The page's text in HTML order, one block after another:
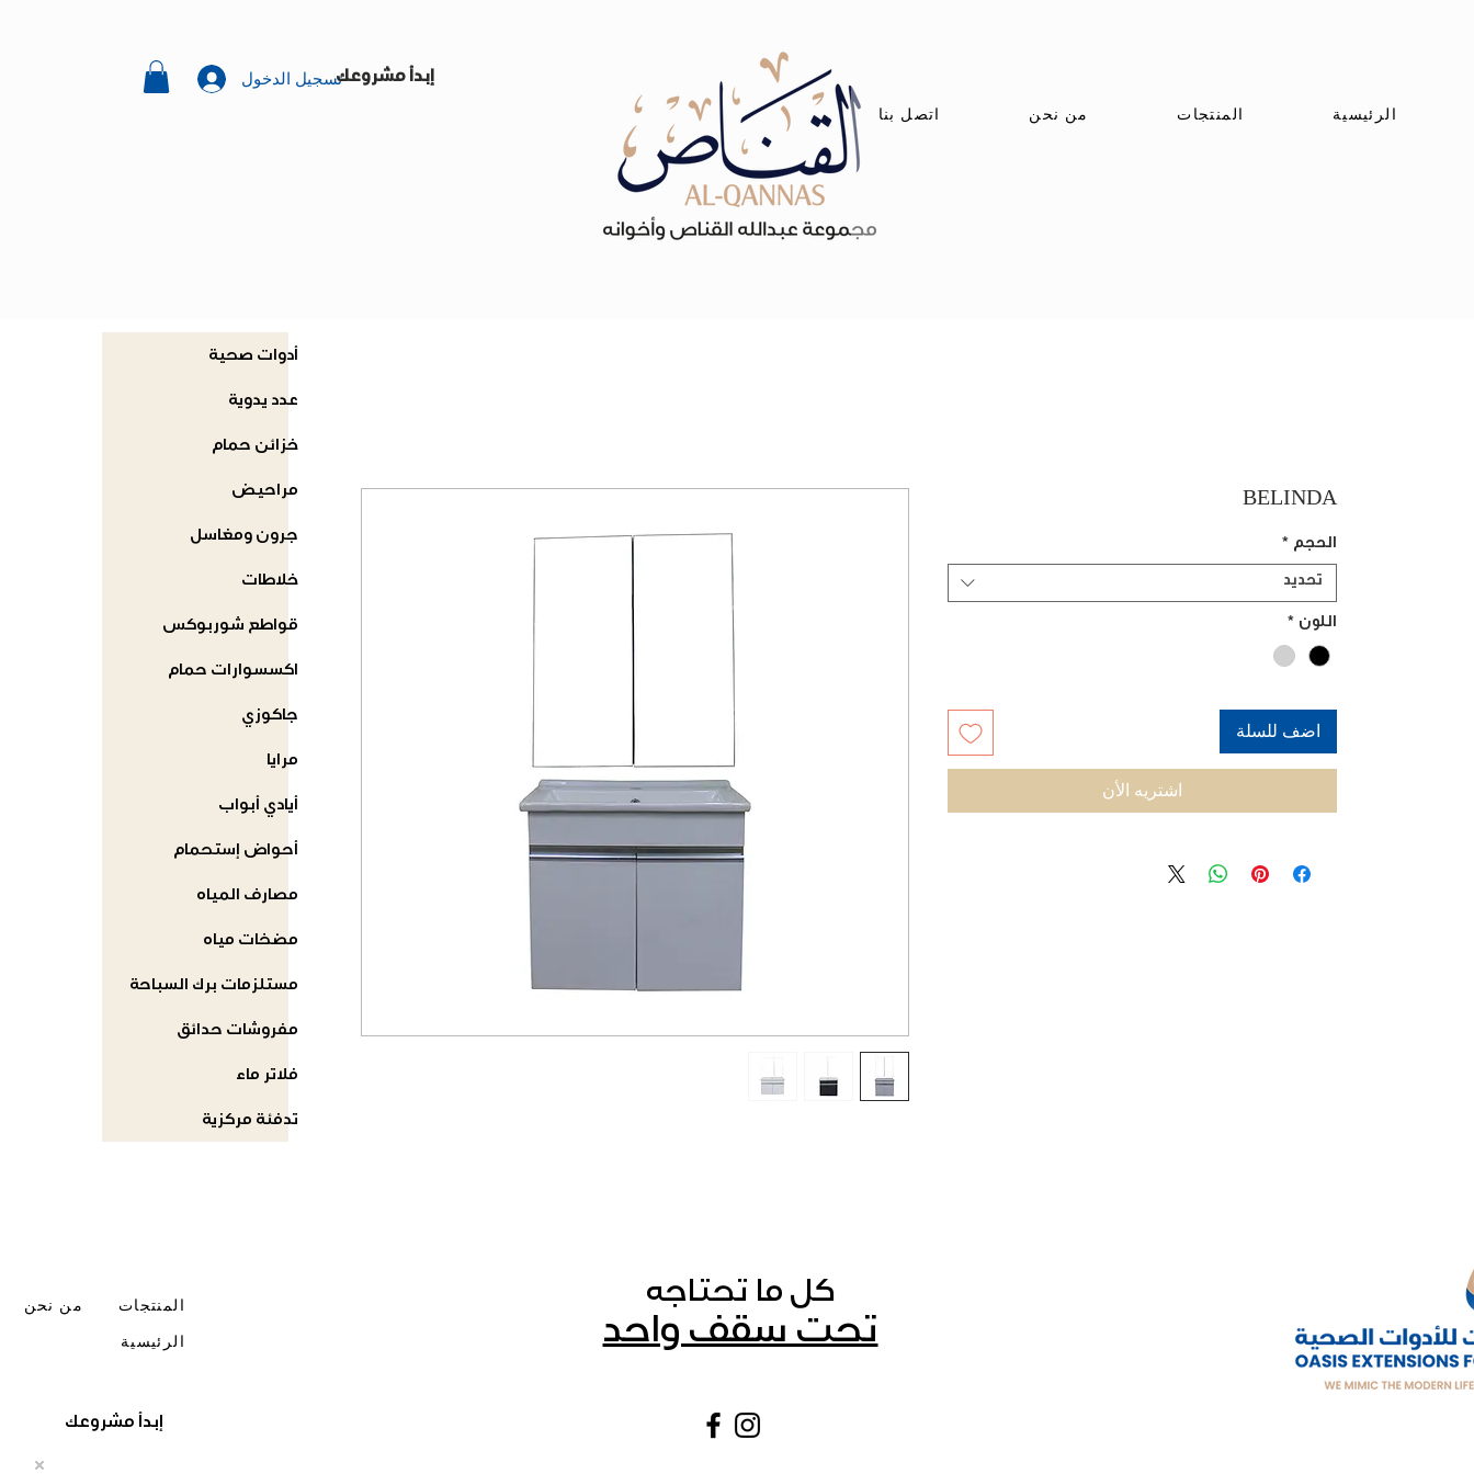
تسجيل الدخولإبدأ مشروعك
الرئيسية المنتجات من نحن اتصل بنا
أدوات صحية
عدد يدوية
خزائن حمام
مراحيض
جرون ومغاسل
خلاطات
قواطع شوربوكس
اكسسوارات حمام
جاكوزي
مرايا
أيادي أبواب
أحواض إستحمام
مصارف المياه
مضخات مياه
مستلزمات برك السباحة
مفروشات حدائق
فلاتر ماء
تدفئة مركزية
BELINDA
الحجم *
تحديد
اللون *
اضف للسلة
اشتريه الأن
إبدأ مشروعك
من نحن
المنتجات
الرئيسية
كل ما تحتاجه
تحت سقف واحد